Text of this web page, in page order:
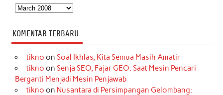
Arsip
KOMENTAR TERBARU
tikno on Soal Ikhlas, Kita Semua Masih Amatir
tikno on Senja SEO, Fajar GEO: Saat Mesin Pencari
Berganti Menjadi Mesin Penjawab
tikno on Nusantara di Persimpangan Gelombang: